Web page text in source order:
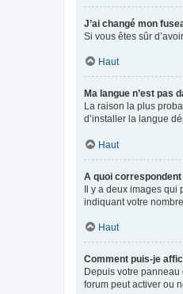
J’ai changé mon
Si vous êtes sûr
Haut
Ma langue n’est pas
La raison la plus
d’installer la langue
Haut
A quoi
Il y a deux images qui
indiquant votre
Haut
Comment puis-je
Depuis votre panneau
forum peut activer ou